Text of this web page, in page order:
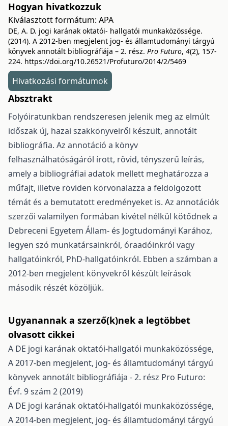
Hogyan hivatkozzuk
Kiválasztott formátum: APA
DE, A. D. jogi karának oktatói- hallgatói munkaközössége.
(2014). A 2012-ben megjelent jog- és államtudományi tárgyú
könyvek annotált bibliográfiája – 2. rész. Pro Futuro, 4(2), 157-
224. https://doi.org/10.26521/Profuturo/2014/2/5469
Hivatkozási formátumok
Absztrakt
Folyóiratunkban rendszeresen jelenik meg az elmúlt
időszak új, hazai szakkönyveiről készült, annotált
bibliográfia. Az annotáció a könyv
felhasználhatóságáról írott, rövid, tényszerű leírás,
amely a bibliográfiai adatok mellett meghatározza a
műfajt, illetve röviden körvonalazza a feldolgozott
témát és a bemutatott eredményeket is. Az annotációk
szerzői valamilyen formában kivétel nélkül kötődnek a
Debreceni Egyetem Állam- és Jogtudományi Karához,
legyen szó munkatársainkról, óraadóinkról vagy
hallgatóinkról, PhD-hallgatóinkról. Ebben a számban a
2012-ben megjelent könyvekről készült leírások
második részét közöljük.
Ugyanannak a szerző(k)nek a legtöbbet
olvasott cikkei
A DE jogi karának oktatói-hallgatói munkaközössége,
A 2017-ben megjelent, jog- és államtudományi tárgyú
könyvek annotált bibliográfiája - 2. rész Pro Futuro:
Évf. 9 szám 2 (2019)
A DE jogi karának oktatói-hallgatói munkaközössége,
A 2014-ben megjelent, jog- és államtudományi tárgyú